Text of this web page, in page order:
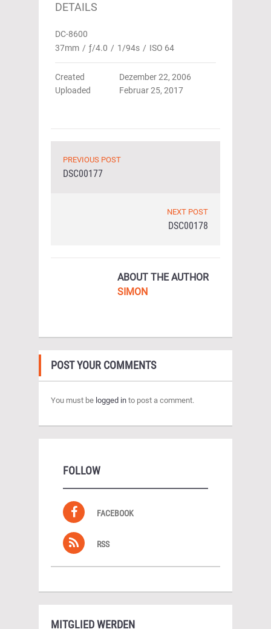
DETAILS
DC-8600
37mm / ƒ/4.0 / 1/94s / ISO 64
Created
Dezember 22, 2006
Uploaded
Februar 25, 2017
PREVIOUS POST
DSC00177
NEXT POST
DSC00178
ABOUT THE AUTHOR
SIMON
POST YOUR COMMENTS
You must be logged in to post a comment.
FOLLOW
FACEBOOK
RSS
MITGLIED WERDEN